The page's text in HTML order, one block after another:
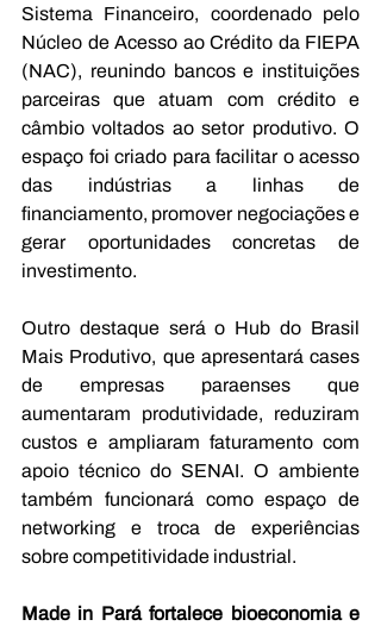
Sistema Financeiro, coordenado pelo
Núcleo de Acesso ao Crédito da FIEPA
(NAC), reunindo bancos e instituições
parceiras que atuam com crédito e
câmbio voltados ao setor produtivo. O
espaço foi criado para facilitar o acesso
das indústrias a linhas de
financiamento, promover negociações e
gerar oportunidades concretas de
investimento.
Outro destaque será o Hub do Brasil
Mais Produtivo, que apresentará cases
de empresas paraenses que
aumentaram produtividade, reduziram
custos e ampliaram faturamento com
apoio técnico do SENAI. O ambiente
também funcionará como espaço de
networking e troca de experiências
sobre competitividade industrial.
Made in Pará fortalece bioeconomia e